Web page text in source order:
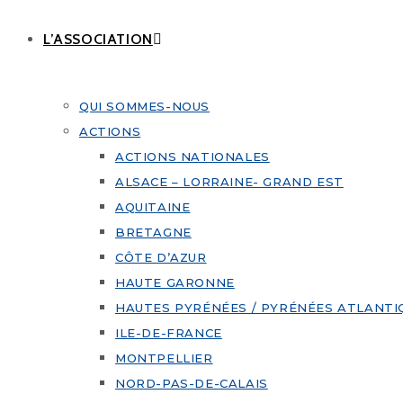
L’ASSOCIATION
QUI SOMMES-NOUS
ACTIONS
ACTIONS NATIONALES
ALSACE – LORRAINE- GRAND EST
AQUITAINE
BRETAGNE
CÔTE D’AZUR
HAUTE GARONNE
HAUTES PYRÉNÉES / PYRÉNÉES
ILE-DE-FRANCE
MONTPELLIER
NORD-PAS-DE-CALAIS